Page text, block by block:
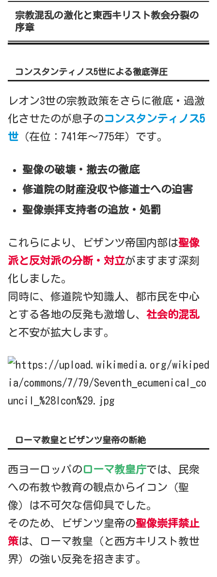
宗教混乱の激化と東西キリスト教会分裂の
序章
コンスタンティノス5世による徹底弾圧
レオン3世の宗教政策をさらに徹底・過激
化させたのが息子のコンスタンティノス5
世 （在位：741年〜775年）です。
聖像の破壊・撤去の徹底
修道院の財産没収や修道士への迫害
聖像崇拝支持者の追放・処罰
これらにより、ビザンツ帝国内部は聖像
派と反対派の分断・対立がますます深刻
化しました。
同時に、修道院や知識人、都市民を中心
とする各地の反発も激増し、 社会的混乱
と不安が拡大します。
ローマ教皇とビザンツ皇帝の断絶
西ヨーロッパのローマ教皇庁では、民衆
への布教や教育の観点からイコン（聖
像）は不可欠な信仰具でした。
そのため、ビザンツ皇帝の聖像崇拝禁止
策は、ローマ教皇（と西方キリスト教世
界）の強い反発を招きます。